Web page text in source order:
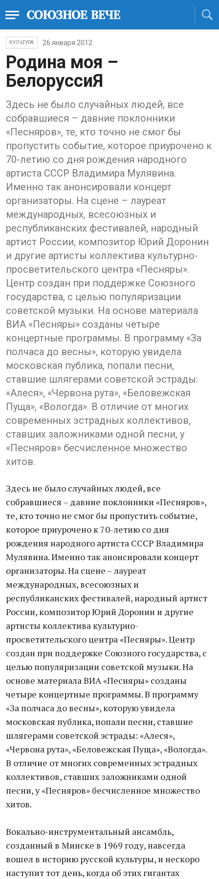
КУЛЬТУРА 26 января 2012
Родина моя –
БелоруссиЯ
Здесь не было случайных людей, все
собравшиеся – давние поклонники
«Песняров», те, кто точно не смог бы
пропустить событие, которое приурочено к
70-летию со дня рождения народного
артиста СССР Владимира Мулявина.
Именно так анонсировали концерт
организаторы. На сцене – лауреат
международных, всесоюзных и
республиканских фестивалей, народный
артист России, композитор Юрий Доронин
и другие артисты коллектива культурно-
просветительского центра «Песняры».
Центр создан при поддержке Союзного
государства, с целью популяризации
советской музыки. На основе материала
ВИА «Песняры» созданы четыре
концертные программы. В программу «За
полчаса до весны», которую увидела
московская публика, попали песни,
ставшие шлягерами советской эстрады:
«Алеся», «Червона рута», «Беловежская
Пуща», «Вологда». В отличие от многих
современных эстрадных коллективов,
ставших заложниками одной песни, у
«Песняров» бесчисленное множество
хитов.
Здесь не было случайных людей, все
собравшиеся – давние поклонники «Песняров»,
те, кто точно не смог бы пропустить событие,
которое приурочено к 70-летию со дня
рождения народного артиста СССР Владимира
Мулявина. Именно так анонсировали концерт
организаторы. На сцене – лауреат
международных, всесоюзных и
республиканских фестивалей, народный артист
России, композитор Юрий Доронин и другие
артисты коллектива культурно-
просветительского центра «Песняры». Центр
создан при поддержке Союзного государства, с
целью популяризации советской музыки. На
основе материала ВИА «Песняры» созданы
четыре концертные программы. В программу
«За полчаса до весны», которую увидела
московская публика, попали песни, ставшие
шлягерами советской эстрады: «Алеся»,
«Червона рута», «Беловежская Пуща», «Вологда».
В отличие от многих современных эстрадных
коллективов, ставших заложниками одной
песни, у «Песняров» бесчисленное множество
хитов.
Вокально-инструментальный ансамбль,
созданный в Минске в 1969 году, навсегда
вошел в историю русской культуры, и нескоро
наступит тот день, когда об этих гигантах